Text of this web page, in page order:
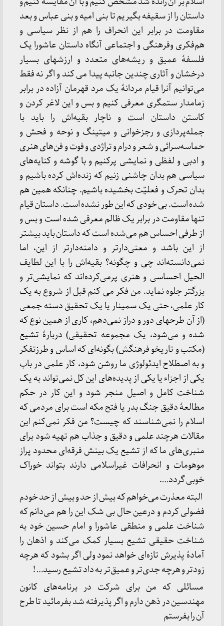
داستان را از سقیفه بگیریم تا بنی امیه و بنی عباس و بعد
مقاومت در برابر این انحراف را هم از نظر سیاسی و
هم‌فکری وفرهنگی و اجتماعی آنگاه داستان عاشورا یک
فلسفۀ عمیق و ریشه‌های متعدد و ارزشهای بسیار
درخشان و آثاری چندین جانبه پیدا می کند و اگر نه فقط
می‌توانیم آنرا قیام مردانۀ یک مرد قهرمان آزاده در برابر
زمامدار ستمگری معرفی کنیم و بس و این لاغر کردن و
کاستن داستان است و ناچار بقیه‌اش را باید با
جمله‌پردازی و رجزخوانی و میتینگ و نوحه و فحش و
حماسه‌سرائی و شعر و درام و تراژدی و فوت و فن‌های هنری
و ادبی و لفظی و نمایشی پرکنیم و با گوشه و کنایه‌های
سیاسی هم بدان چاشنی زنیم که زنده‌اش کرده باشیم و
بدان تحرک و فعلیّت بخشیده باشیم. چنانکه همین هم
شده است. بی خودی که این طور نشده است. داستان قیام
تنها مقاومت در برابر یک ظالم معرفی شده است و بس و
از طرفی احساس هم می‌شده است که داستان باید بیشتر
از این باشد و معنی‌دارتر و دامنه‌دارتر از این، اما
نمی‌دانسته‌اند چی و چگونه؟ بقیه‌اش را با این لطایف
الحیل احساسی و هنری پرمی‌کرده‌اند که نمایشی‌تر و
بزرگتر جلوه نماید. من فکر می کنم قبل از شروع به یک
کار علمی، حتی یک سمینار یا یک تحقیق دسته جمعی
(از آن طرحهای دور و دراز نمی‌دهم، کاری از همین نوع که
شده و می‌شود، یک مجموعه تحقیقی) دربارۀ تشیع
(مکتب و تاریخو فرهنگش) بگونه‌ای که اساس و طرزتفکر
و به اصطلاح ایدئولوژی ما روشن شود، کار علمی در باب
یکی از اجزاء یا یکی از پدیده‌های این کل نمی‌تواند به یک
شناخت کامل و اصیل منجر شود و این کار در حکم
مطالعۀ دقیق جنگ بدر یا فتح مکه است برای مردمی که
اسلام را نمی‌شناسند که چیست؟ من فکر نمی‌کنم این
مقالات هرچند علمی و دقیق و جذاب هم تهیه شود برای
منبری‌های ما که از تشیع یک بینش فرقه‌ای محدود پراز
موهومات و انحرافات غیراسلامی دارند بتواند خوراک
خوبی گردد….
البته معذرت می‌خواهم که بیش از حد و بیش از حد خودم
فضولی کردم و درعین حال بی شک این را هم می‌دانم که
شناخت علمی و منطقی عاشورا و امام حسین خود به
شناخت حقیقی تشیع بسیار کمک می‌کند و اذهان را
آمادۀ پذیرش تازه‌ای خواهد نمود ولی اگر بشود که هرچه
زودتر و هرچه جدی‌تر و عمیق‌تر به داد تشیع رسید… !
مسائلی که من برای شرکت در برنامه‌های کانون
مهندسین در ذهن دارم و اگر پذیرفته شد بفرمائید تا طرح
آن را بفرستم